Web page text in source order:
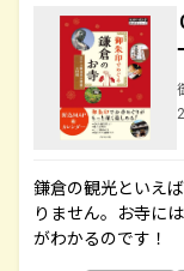
鎌倉の観光といえ
りません。お寺に
がわかるのです！